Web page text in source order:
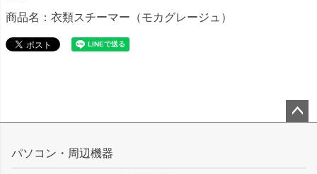
商品名：衣類スチーマー（モカグレージュ）
ップ
パソコン・周辺機器